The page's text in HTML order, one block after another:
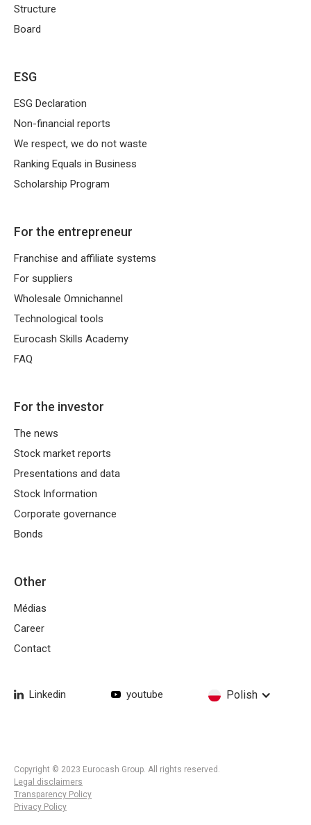
Linkedin youtube Polish
Structure
Board
ESG
ESG Declaration
Non-financial reports
We respect, we do not waste
Ranking Equals in Business
Scholarship Program
For the entrepreneur
Franchise and affiliate systems
For suppliers
Wholesale Omnichannel
Technological tools
Eurocash Skills Academy
FAQ
For the investor
The news
Stock market reports
Presentations and data
Stock Information
Corporate governance
Bonds
Other
Médias
Career
Contact
Copyright © 2023 Eurocash Group. All rights reserved.
Legal disclaimers
Transparency Policy
Privacy Policy